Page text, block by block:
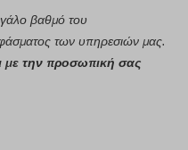
βαθμό του
φάσματος των υπηρεσιών μας.
με την προσωπική σας